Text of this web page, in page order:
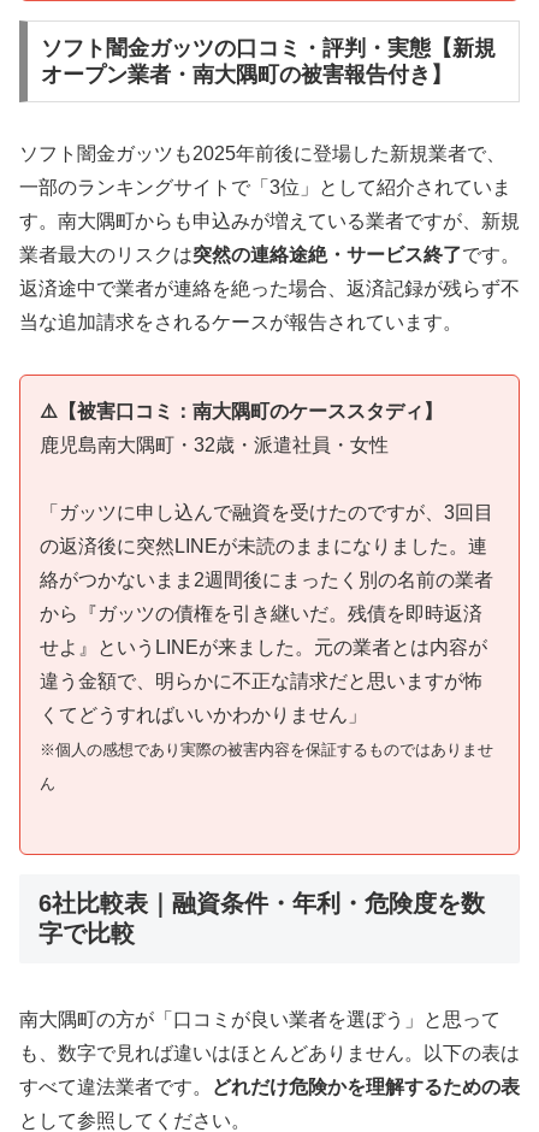
ソフト闇金ガッツの口コミ・評判・実態【新規
オープン業者・南大隅町の被害報告付き】
ソフト闇金ガッツも2025年前後に登場した新規業者で、
一部のランキングサイトで「3位」として紹介されていま
す。南大隅町からも申込みが増えている業者ですが、新規
業者最大のリスクは突然の連絡途絶・サービス終了です。
返済途中で業者が連絡を絶った場合、返済記録が残らず不
当な追加請求をされるケースが報告されています。
⚠️【被害口コミ：南大隅町のケーススタディ】
鹿児島南大隅町・32歳・派遣社員・女性
「ガッツに申し込んで融資を受けたのですが、3回目
の返済後に突然LINEが未読のままになりました。連
絡がつかないまま2週間後にまったく別の名前の業者
から『ガッツの債権を引き継いだ。残債を即時返済
せよ』というLINEが来ました。元の業者とは内容が
違う金額で、明らかに不正な請求だと思いますが怖
くてどうすればいいかわかりません」
※個人の感想であり実際の被害内容を保証するものではありませ
ん
6社比較表｜融資条件・年利・危険度を数
字で比較
南大隅町の方が「口コミが良い業者を選ぼう」と思って
も、数字で見れば違いはほとんどありません。以下の表は
すべて違法業者です。
どれだけ危険かを理解するための表
として参照してください。